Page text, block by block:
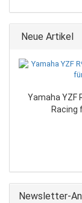
Neue Artikel
Yamaha YZF
Racing
Newsletter-